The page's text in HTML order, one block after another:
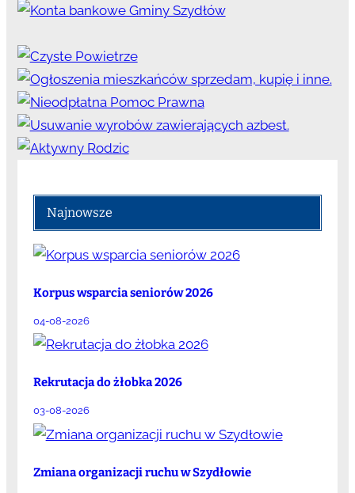
Najnowsze
Korpus wsparcia seniorów 2026
04-08-2026
Rekrutacja do żłobka 2026
03-08-2026
Zmiana organizacji ruchu w Szydłowie